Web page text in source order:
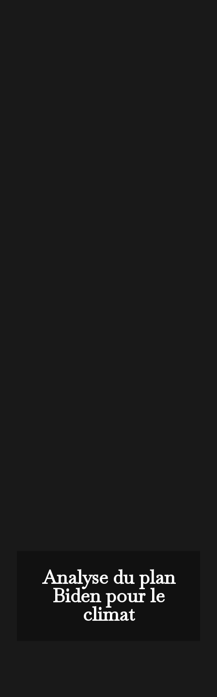
Analyse du plan
Biden pour le
climat